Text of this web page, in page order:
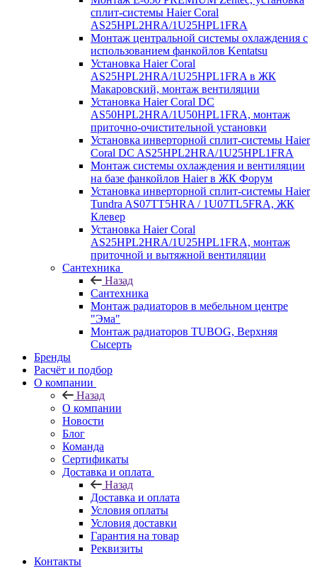
сплит-системы Haier Coral
AS25HPL2HRA/1U25HPL1FRA
Монтаж центральной системы охлаждения с
использованием фанкойлов Kentatsu
Установка Haier Coral
AS25HPL2HRA/1U25HPL1FRA в ЖК
Макаровский, монтаж вентиляции
Установка Haier Coral DC
AS50HPL2HRA/1U50HPL1FRA, монтаж
приточно-очистительной установки
Установка инверторной сплит-системы Haier
Coral DC AS25HPL2HRA/1U25HPL1FRA
Монтаж системы охлаждения и вентиляции
на базе фанкойлов Haier в ЖК Форум
Установка инверторной сплит-системы Haier
Tundra AS07TT5HRA / 1U07TL5FRA, ЖК
Клевер
Установка Haier Coral
AS25HPL2HRA/1U25HPL1FRA, монтаж
приточной и вытяжной вентиляции
Сантехника
Назад
Сантехника
Монтаж радиаторов в мебельном центре
"Эма"
Монтаж радиаторов TUBOG, Верхняя
Сысерть
Бренды
Расчёт и подбор
О компании
Назад
О компании
Новости
Блог
Команда
Сертификаты
Доставка и оплата
Назад
Доставка и оплата
Условия оплаты
Условия доставки
Гарантия на товар
Реквизиты
Контакты